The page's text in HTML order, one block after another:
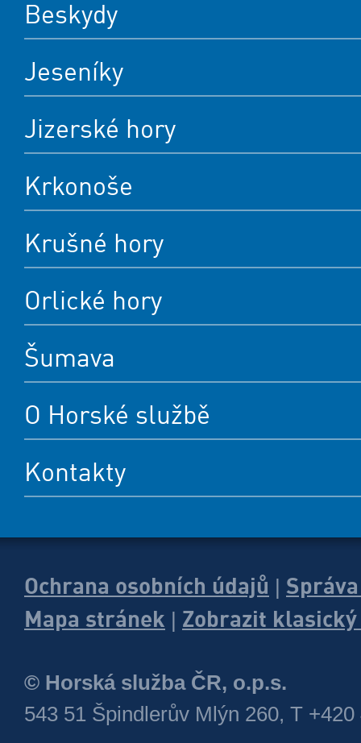
Beskydy
Jeseníky
Jizerské hory
Krkonoše
Krušné hory
Orlické hory
Šumava
O Horské službě
Kontakty
Ochrana osobních údajů
Mapa stránek
Zobrazit
© Horská služba ČR, o.p.s.
543 51 Špindlerův Mlýn 260, T +420